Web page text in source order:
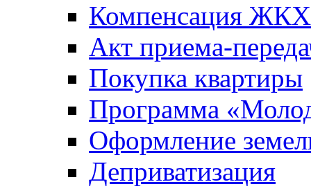
Компенсация ЖКХ
Акт приема-
Покупка квартиры
Программа
Оформление
Деприватизация